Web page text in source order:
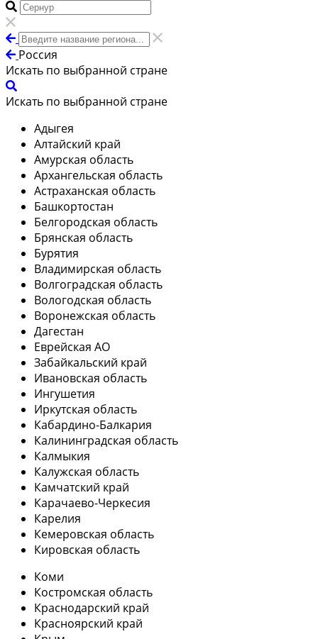
Россия
Искать по выбранной стране
Искать по выбранной стране
Адыгея
Алтайский край
Амурская область
Архангельская область
Астраханская область
Башкортостан
Белгородская область
Брянская область
Бурятия
Владимирская область
Волгоградская область
Вологодская область
Воронежская область
Дагестан
Еврейская АО
Забайкальский край
Ивановская область
Ингушетия
Иркутская область
Кабардино-Балкария
Калининградская область
Калмыкия
Калужская область
Камчатский край
Карачаево-Черкесия
Карелия
Кемеровская область
Кировская область
Коми
Костромская область
Краснодарский край
Красноярский край